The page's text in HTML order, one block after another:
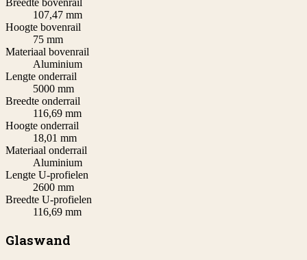
107,47 mm
Hoogte bovenrail
75 mm
Materiaal bovenrail
Aluminium
Lengte onderrail
5000 mm
Breedte onderrail
116,69 mm
Hoogte onderrail
18,01 mm
Materiaal onderrail
Aluminium
Lengte U-profielen
2600 mm
Breedte U-profielen
116,69 mm
Glaswand